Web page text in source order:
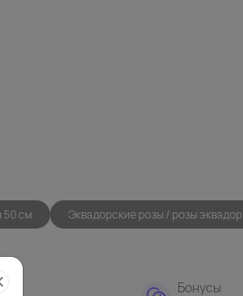
50 см Эквадорские розы / розы эквадор
Бонусы